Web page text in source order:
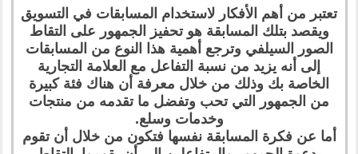
تعتبر من أهم الأفكار لاستخدام المسابقات في التسويق
ويقصد بتلك المسابقة هو تحفيز الجمهور على التقاط
الصور السيلفي وترجع أهمية هذا النوع من المسابقات
إلى أنه يزيد من نسبة التفاعل مع العلامة التجارية
الخاصة بك وذلك من خلال معرفة أن هناك فئة كبيرة
من الجمهور التي تحب وتفضل ما تقدمه من منتجات
وخدمات وسلع.
أما عن فكرة المسابقة نفسها فتكون من خلال أن تقوم